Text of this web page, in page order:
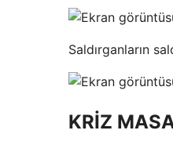
Saldırganların
KRİZ